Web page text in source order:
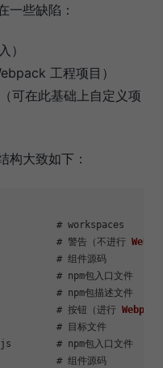
一些缺陷：
）
工程项目）
可在此基础上自定义项
构大致如下：
│   ├── alert                		# 警告（不进行
│   ├── btn                  		# 按钮（进行 Webpack
js